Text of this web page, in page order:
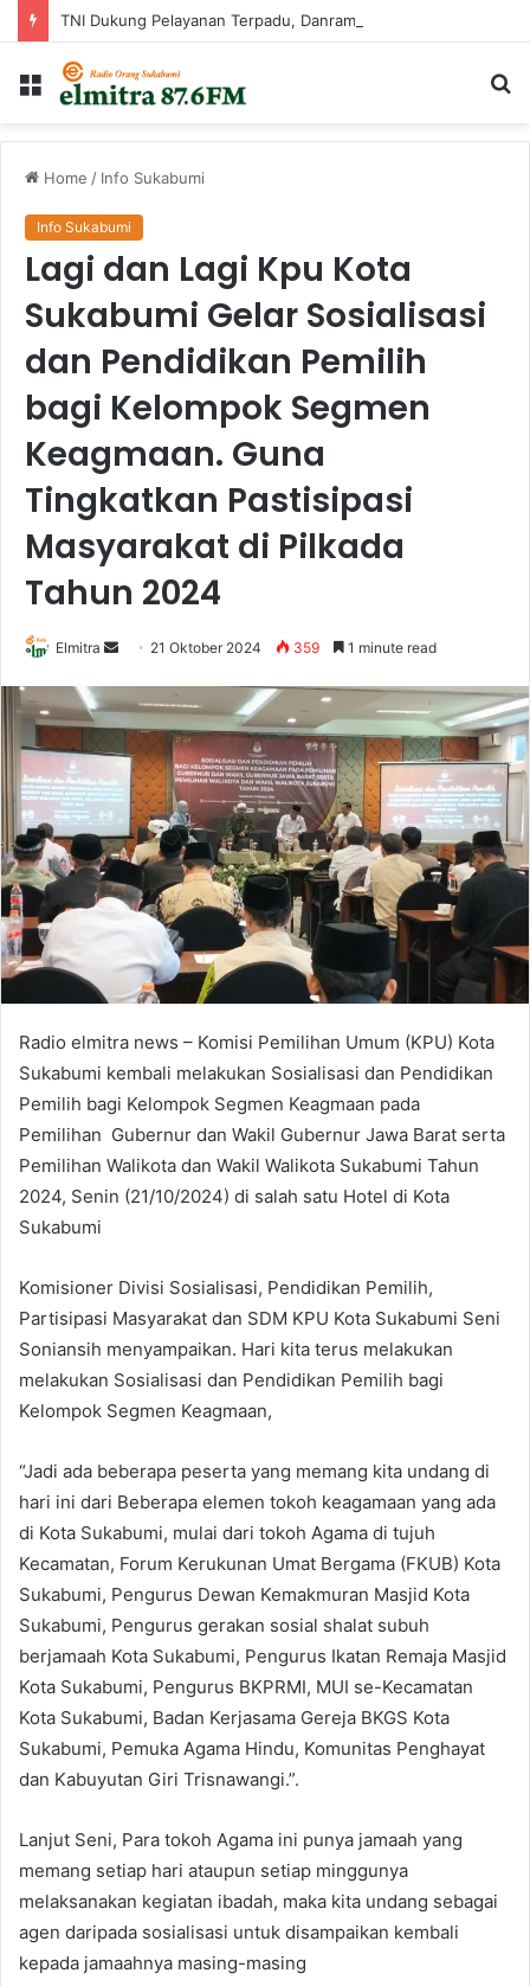
Menu
Home / Info Sukabumi
Info Sukabumi
Lagi dan Lagi Kpu Kota
Sukabumi Gelar Sosialisasi
dan Pendidikan Pemilih
bagi Kelompok Segmen
Keagmaan. Guna
Tingkatkan Pastisipasi
Masyarakat di Pilkada
Tahun 2024
Elmitra
Send
email
21 Oktober 2024 359 1 minute read
Radio elmitra news – Komisi Pemilihan Umum (KPU) Kota
Sukabumi kembali melakukan Sosialisasi dan Pendidikan
Pemilih bagi Kelompok Segmen Keagmaan pada
Pemilihan Gubernur dan Wakil Gubernur Jawa Barat serta
Pemilihan Walikota dan Wakil Walikota Sukabumi Tahun
2024, Senin (21/10/2024) di salah satu Hotel di Kota
Sukabumi
Komisioner Divisi Sosialisasi, Pendidikan Pemilih,
Partisipasi Masyarakat dan SDM KPU Kota Sukabumi Seni
Soniansih menyampaikan. Hari kita terus melakukan
melakukan Sosialisasi dan Pendidikan Pemilih bagi
Kelompok Segmen Keagmaan,
“Jadi ada beberapa peserta yang memang kita undang di
hari ini dari Beberapa elemen tokoh keagamaan yang ada
di Kota Sukabumi, mulai dari tokoh Agama di tujuh
Kecamatan, Forum Kerukunan Umat Bergama (FKUB) Kota
Sukabumi, Pengurus Dewan Kemakmuran Masjid Kota
Sukabumi, Pengurus gerakan sosial shalat subuh
berjamaah Kota Sukabumi, Pengurus Ikatan Remaja Masjid
Kota Sukabumi, Pengurus BKPRMI, MUI se-Kecamatan
Kota Sukabumi, Badan Kerjasama Gereja BKGS Kota
Sukabumi, Pemuka Agama Hindu, Komunitas Penghayat
dan Kabuyutan Giri Trisnawangi.”.
Lanjut Seni, Para tokoh Agama ini punya jamaah yang
memang setiap hari ataupun setiap minggunya
melaksanakan kegiatan ibadah, maka kita undang sebagai
agen daripada sosialisasi untuk disampaikan kembali
kepada jamaahnya masing-masing